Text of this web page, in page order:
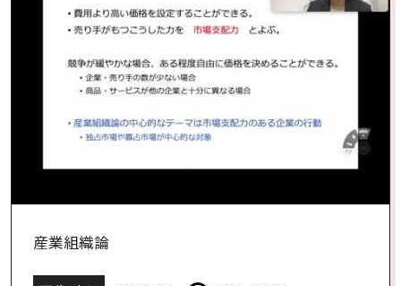
産業組織論